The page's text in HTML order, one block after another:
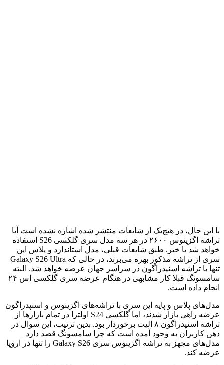
با این حال، در هیچ‌یک از شایعات منتشر شده اشاره نشده است آیا
تراشه اگزینوس ۲۶۰۰ در هر سه مدل سری گلکسی S26 استفاده
خواهد شد یا خیر. طبق شایعات قبلی، مدل استاندارد و پلاس این
سری از تراشه مذکور بهره می‌برند، در حالی که Galaxy S26 Ultra
تنها با تراشه اسنپدراگون در سراسر جهان عرضه خواهد شد. البته
سامسونگ قبلا کار مشابهی در هنگام عرضه سری گلکسی اس ۲۴
انجام داده است.
مدل‌های پلاس و پایه این سری با تراشه‌های اگزینوس و اسنپدراگون
عرضه راهی بازار شدند، اما گلکسی S24 اولترا در تمام بازارها از
تراشه اسنپدراگون ۸ الیت برخوردار بود. بدین ترتیب، این سوال در
ذهن کاربران به وجود آمده است که چرا سامسونگ قصد دارد
مدل‌های مجهز به تراشه اگزینوس سری Galaxy S26 را تنها در اروپا
عرضه کند.